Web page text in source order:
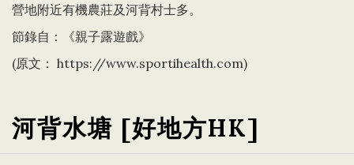
營地附近有機農莊及河背村士多。
節錄自：《親子露遊戲》
(原文： https://www.sportihealth.com)
河背水塘 [好地方HK]